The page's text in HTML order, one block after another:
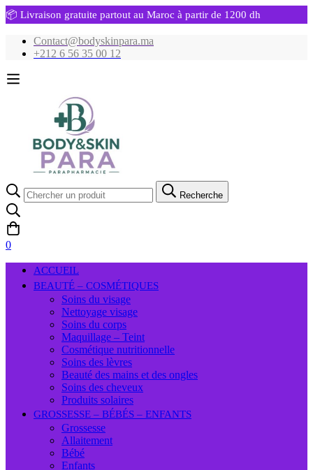
📦 Livraison gratuite partout au Maroc à partir de 1200 dh
Contact@bodyskinpara.ma
+212 6 56 35 00 12
Recherche
pour:
Recherche
0
ACCUEIL
BEAUTÉ – COSMÉTIQUES
Soins du visage
Nettoyage visage
Soins du corps
Maquillage – Teint
Cosmétique nutritionnelle
Soins des lèvres
Beauté des mains et des ongles
Soins des cheveux
Produits solaires
GROSSESSE – BÉBÉS – ENFANTS
Grossesse
Allaitement
Bébé
Enfants